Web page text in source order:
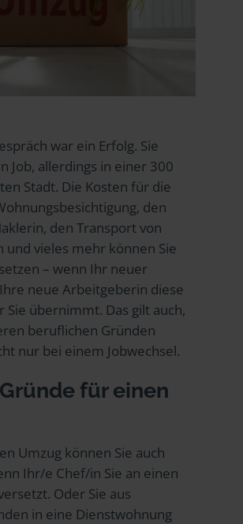
war ein Erfolg. Sie
Job, allerdings in einer 300
Stadt. Die Kosten für die
den
den Transport von
und vieles mehr können Sie
– wenn Ihr neuer
neue Arbeitgeberin diese
Sie übernimmt. Das gilt auch,
beruflichen Gründen
nur bei einem Jobwechsel.
für einen
Umzug können Sie auch
Ihr/e Chef/in Sie an einen
Oder Sie aus
in eine Dienstwohnung